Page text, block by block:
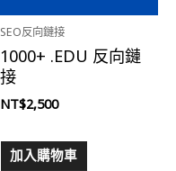
SEO反向鏈接
1000+ .EDU 反向鏈
接
NT$2,500
加入購物車